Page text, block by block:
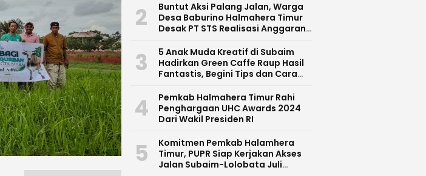
2
Buntut Aksi Palang Jalan, Warga
Desa Baburino Halmahera Timur
Desak PT STS Realisasi Anggaran
3
5 Anak Muda Kreatif di Subaim
Hadirkan Green Caffe Raup Hasil
Fantastis, Begini Tips dan Cara
4
Pemkab Halmahera Timur Rahi
Penghargaan UHC Awards 2024
Dari Wakil Presiden RI
5
Komitmen Pemkab Halamhera
Timur, PUPR Siap Kerjakan Akses
Jalan Subaim-Lolobata Juli